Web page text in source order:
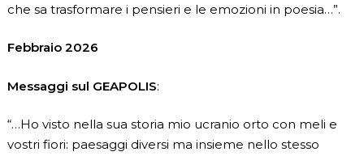
che sa trasformare i pensieri e le emozioni in poesia…”.
Febbraio 2026
Messaggi sul GEAPOLIS:
“…Ho visto nella sua storia mio ucranio orto con meli e
vostri fiori: paesaggi diversi ma insieme nello stesso